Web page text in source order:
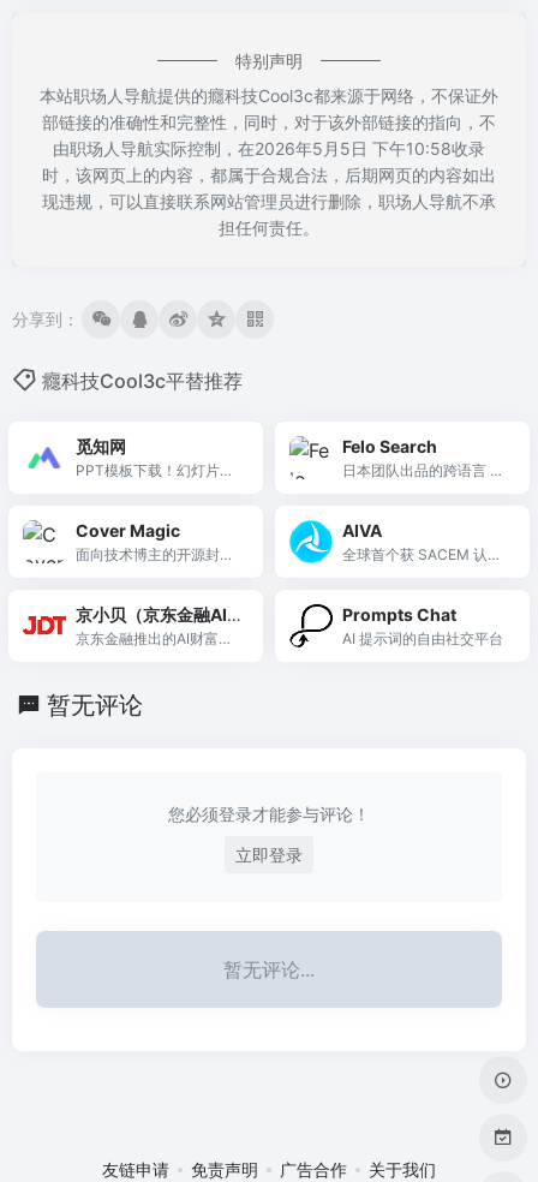
特别声明
本站职场人导航提供的癮科技Cool3c都来源于网络，不保证外
部链接的准确性和完整性，同时，对于该外部链接的指向，不
由职场人导航实际控制，在2026年5月5日 下午10:58收录
时，该网页上的内容，都属于合规合法，后期网页的内容如出
现违规，可以直接联系网站管理员进行删除，职场人导航不承
担任何责任。
分享到：
癮科技Cool3c平替推荐
觅知网
PPT模板下载！幻灯片课
Felo Search
日本团队出品的跨语言 AI
生成总结及思维导图。
Cover Magic
面向技术博主的开源封面
护，5分钟制作个性化博客
封面。
AIVA
全球首个获 SACEM 认证
支持 MIDI 导出与 DAW 集
成。
京小贝（京东金融AI
财富管家）
京东金融推出的AI财富管
全链路投资服务。
Prompts Chat
AI 提示词的自由社交平台
暂无评论
您必须登录才能参与评论！
立即登录
暂无评论...
友链申请 免责声明 广告合作 关于我们